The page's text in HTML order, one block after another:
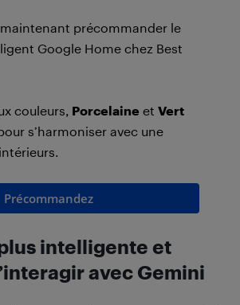
précommander le
Google Home chez Best
couleurs, Porcelaine et Vert
s’harmoniser avec une
Précommandez
intelligente et
avec Gemini